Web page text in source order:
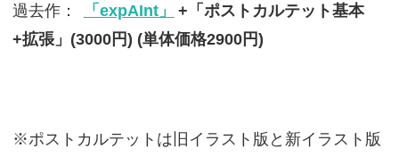
過去作： 「expAInt」
+「ポストカルテット基本
+拡張」(3000円) (単体価格2900円)
※ポストカルテットは旧イラスト版と新イラスト版